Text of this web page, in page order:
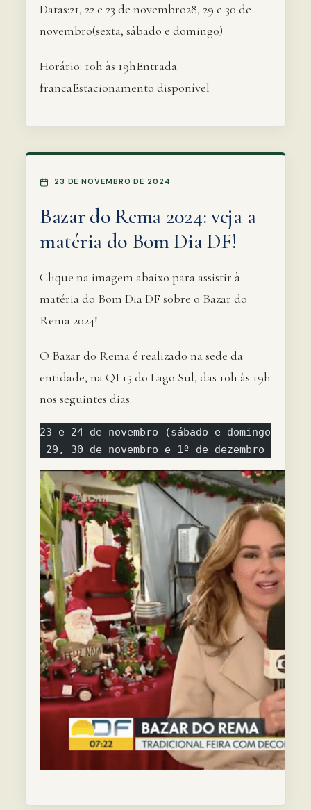
Datas:21, 22 e 23 de novembro28, 29 e 30 de
novembro(sexta, sábado e domingo)
Horário: 10h às 19hEntrada
francaEstacionamento disponível
23 DE NOVEMBRO DE 2024
Bazar do Rema 2024: veja a
matéria do Bom Dia DF!
Clique na imagem abaixo para assistir à
matéria do Bom Dia DF sobre o Bazar do
Rema 2024!
O Bazar do Rema é realizado na sede da
entidade, na QI 15 do Lago Sul, das 10h às 19h
nos seguintes dias:
23 e 24 de novembro (sábado e domingo)
29, 30 de novembro e 1º de dezembro